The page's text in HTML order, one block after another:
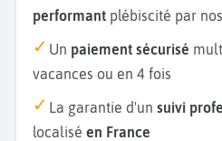
performant plébiscité par
Un paiement sécurisé
vacances ou en 4 fois
La garantie d'un suivi
localisé en France